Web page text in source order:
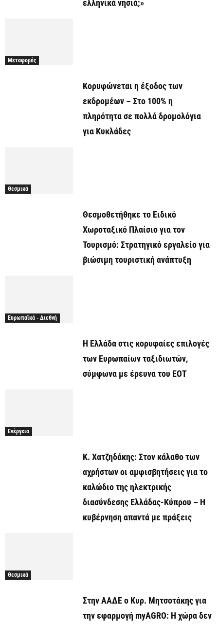
ελληνικά νησιά;»
Μεταφορές
Κορυφώνεται η έξοδος των
εκδρομέων – Στο 100% η
πληρότητα σε πολλά δρομολόγια
για Κυκλάδες
Θεσμικά
Θεσμοθετήθηκε το Ειδικό
Χωροταξικό Πλαίσιο για τον
Τουρισμό: Στρατηγικό εργαλείο για
βιώσιμη τουριστική ανάπτυξη
Ευρωπαϊκά - Διεθνή
Η Ελλάδα στις κορυφαίες επιλογές
των Ευρωπαίων ταξιδιωτών,
σύμφωνα με έρευνα του ΕΟΤ
Ενέργεια
Κ. Χατζηδάκης: Στον κάλαθο των
αχρήστων οι αμφισβητήσεις για το
καλώδιο της ηλεκτρικής
διασύνδεσης Ελλάδας-Κύπρου – Η
κυβέρνηση απαντά με πράξεις
Θεσμικά
Στην ΑΑΔΕ ο Κυρ. Μητσοτάκης για
την εφαρμογή myAGRO: Η χώρα δεν